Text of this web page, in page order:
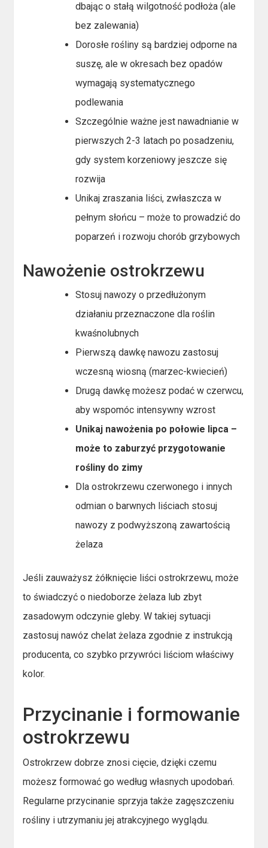
dbając o stałą wilgotność podłoża (ale
bez zalewania)
Dorosłe rośliny są bardziej odporne na
suszę, ale w okresach bez opadów
wymagają systematycznego
podlewania
Szczególnie ważne jest nawadnianie w
pierwszych 2-3 latach po posadzeniu,
gdy system korzeniowy jeszcze się
rozwija
Unikaj zraszania liści, zwłaszcza w
pełnym słońcu – może to prowadzić do
poparzeń i rozwoju chorób grzybowych
Nawożenie ostrokrzewu
Stosuj nawozy o przedłużonym
działaniu przeznaczone dla roślin
kwaśnolubnych
Pierwszą dawkę nawozu zastosuj
wczesną wiosną (marzec-kwiecień)
Drugą dawkę możesz podać w czerwcu,
aby wspomóc intensywny wzrost
Unikaj nawożenia po połowie lipca –
może to zaburzyć przygotowanie
rośliny do zimy
Dla ostrokrzewu czerwonego i innych
odmian o barwnych liściach stosuj
nawozy z podwyższoną zawartością
żelaza
Jeśli zauważysz żółknięcie liści ostrokrzewu, może
to świadczyć o niedoborze żelaza lub zbyt
zasadowym odczynie gleby. W takiej sytuacji
zastosuj nawóz chelat żelaza zgodnie z instrukcją
producenta, co szybko przywróci liściom właściwy
kolor.
Przycinanie i formowanie
ostrokrzewu
Ostrokrzew dobrze znosi cięcie, dzięki czemu
możesz formować go według własnych upodobań.
Regularne przycinanie sprzyja także zagęszczeniu
rośliny i utrzymaniu jej atrakcyjnego wyglądu.